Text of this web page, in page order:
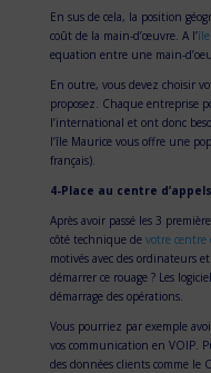
En sus de cela, la position
coût de la main-d’œuvre. A l’
equation entre une main-
En outre, vous devez choisir
proposez. Chaque entreprise
l’international et ont donc
l’île Maurice vous offre une
français).
4-Place au centre
Après avoir passé les 3
côté technique de votre centre
motivés avec des ordinateurs
démarrer ce rouage ? Les
démarrage des opérations.
Vous pourriez par exemple
vos communication en VOIP.
des données clients comme le